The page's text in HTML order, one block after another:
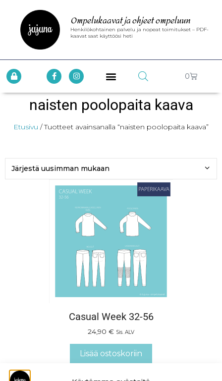
Ompelukaavat ja ohjeet ompeluun
Henkilökohtainen palvelu ja nopeat toimitukset – PDF-
kaavat saat käyttöösi heti
0
naisten poolopaita kaava
Etusivu / Tuotteet avainsanalla “naisten poolopaita kaava”
Casual Week 32-56
24,90 € Sis. ALV
Lisää ostoskoriin